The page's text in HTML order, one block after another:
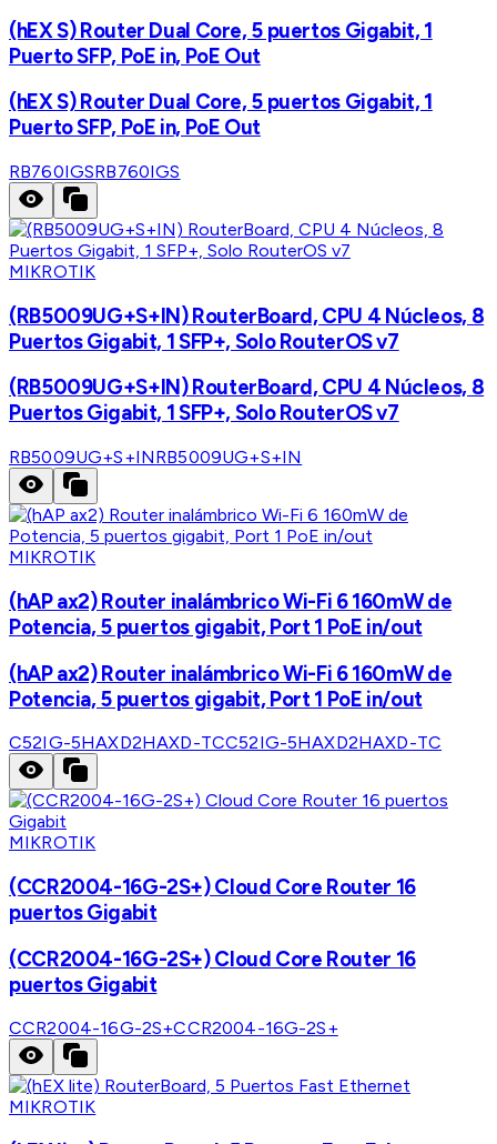
(hEX S) Router Dual Core, 5 puertos Gigabit, 1
Puerto SFP, PoE in, PoE Out
(hEX S) Router Dual Core, 5 puertos Gigabit, 1
Puerto SFP, PoE in, PoE Out
RB760IGSRB760IGS
MIKROTIK
(RB5009UG+S+IN) RouterBoard, CPU 4 Núcleos, 8
Puertos Gigabit, 1 SFP+, Solo RouterOS v7
(RB5009UG+S+IN) RouterBoard, CPU 4 Núcleos, 8
Puertos Gigabit, 1 SFP+, Solo RouterOS v7
RB5009UG+S+INRB5009UG+S+IN
MIKROTIK
(hAP ax2) Router inalámbrico Wi-Fi 6 160mW de
Potencia, 5 puertos gigabit, Port 1 PoE in/out
(hAP ax2) Router inalámbrico Wi-Fi 6 160mW de
Potencia, 5 puertos gigabit, Port 1 PoE in/out
C52IG-5HAXD2HAXD-TCC52IG-5HAXD2HAXD-TC
MIKROTIK
(CCR2004-16G-2S+) Cloud Core Router 16
puertos Gigabit
(CCR2004-16G-2S+) Cloud Core Router 16
puertos Gigabit
CCR2004-16G-2S+CCR2004-16G-2S+
MIKROTIK